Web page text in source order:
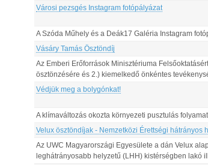
Városi pezsgés Instagram fotópályázat
A Szóda Műhely és a Deák17 Galéria Instagram
Vásáry Tamás Ösztöndíj
Az Emberi Erőforrások Minisztériuma
ösztönzésére és 2.) kiemelkedő önkéntes
Védjük meg a bolygónkat!
A klímaváltozás okozta környezeti pusztulás
Velux ösztöndíjak - Nemzetközi Érettségi hátrányos
Az UWC Magyarországi Egyesülete a dán Velux
leghátrányosabb helyzetű (LHH) kistérségben lakó